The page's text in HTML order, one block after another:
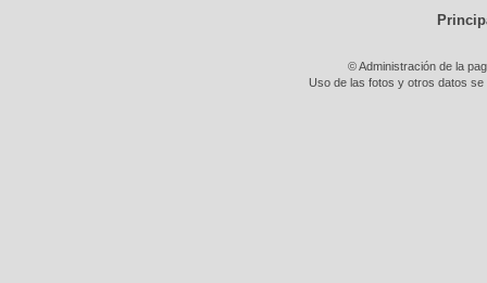
© Administración de la
Uso de las fotos y otros datos